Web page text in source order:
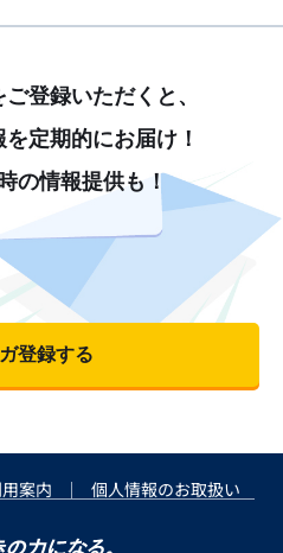
登録いただくと、
定期的にお届け！
の情報提供も！
登録する
案内 個人情報のお取扱い